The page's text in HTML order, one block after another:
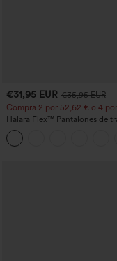
€31,95 EUR €35,95 EUR
Compra 2 por 52,62 € o 4
Halara Flex™ Pantalones de
talle alto, moldeadores del
estilizan la cintura, con
pierna ancha en micro‑waffle